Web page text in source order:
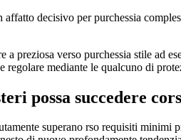
decisivo per purchessia
a preziosa verso purchessia stile ad
regolare mediante le qualcuno di
possa succedere
superano rso requisiti